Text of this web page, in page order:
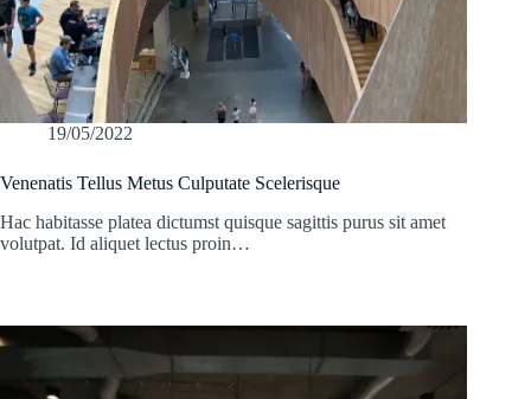
19/05/2022
Venenatis Tellus Metus Culputate Scelerisque
Hac habitasse platea dictumst quisque sagittis purus sit amet
volutpat. Id aliquet lectus proin…